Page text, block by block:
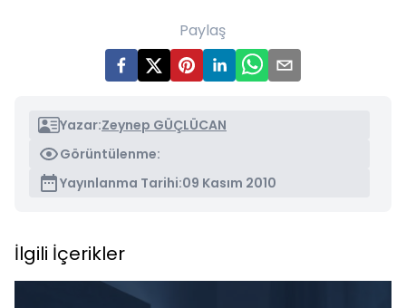
Paylaş
Yazar:Zeynep GÜÇLÜCAN
Görüntülenme:
Yayınlanma Tarihi:09 Kasım 2010
İlgili İçerikler